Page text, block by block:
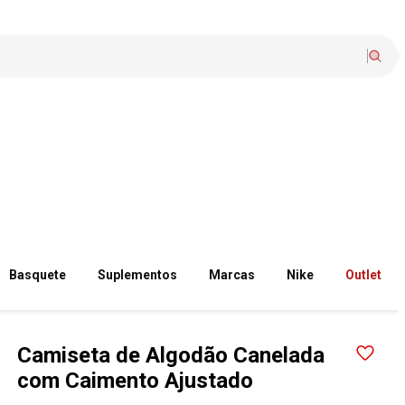
Basquete Suplementos Marcas Nike Outlet
Camiseta de Algodão Canelada
com Caimento Ajustado